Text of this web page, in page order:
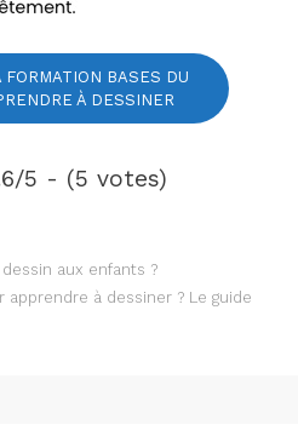
FORMATION BASES DU
À DESSINER
5 - (5 votes)
aux enfants ?
à dessiner ? Le guide